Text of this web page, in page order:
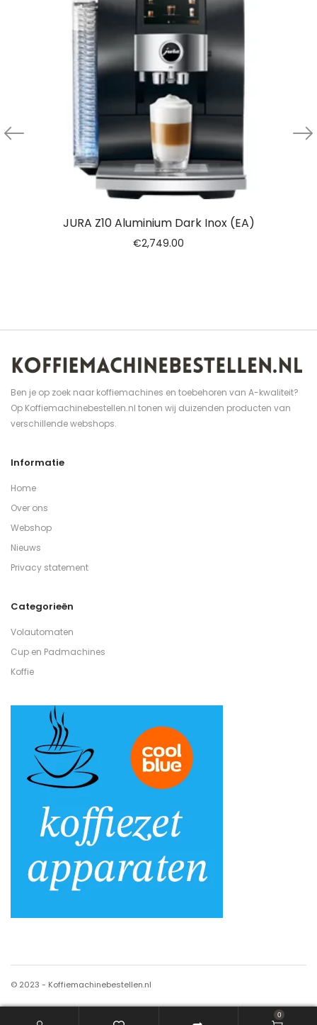
JURA Z10 Aluminium Dark Inox (EA)
€2,749.00
Ben je op zoek naar koffiemachines en toebehoren van A-kwaliteit?
Op Koffiemachinebestellen.nl tonen wij duizenden producten van
verschillende webshops.
Informatie
Home
Over ons
Webshop
Nieuws
Privacy statement
Categorieën
Volautomaten
Cup en Padmachines
Koffie
© 2023 - Koffiemachinebestellen.nl
0